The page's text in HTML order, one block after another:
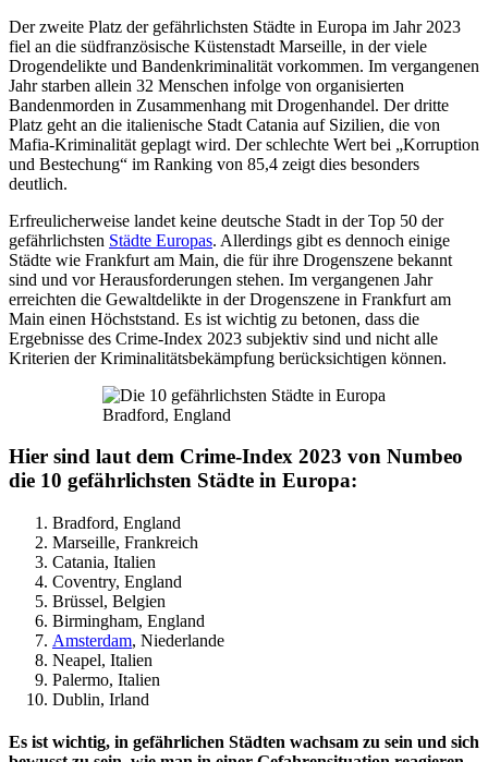
Der zweite Platz der gefährlichsten Städte in Europa im Jahr 2023
fiel an die südfranzösische Küstenstadt Marseille, in der viele
Drogendelikte und Bandenkriminalität vorkommen. Im vergangenen
Jahr starben allein 32 Menschen infolge von organisierten
Bandenmorden in Zusammenhang mit Drogenhandel. Der dritte
Platz geht an die italienische Stadt Catania auf Sizilien, die von
Mafia-Kriminalität geplagt wird. Der schlechte Wert bei „Korruption
und Bestechung“ im Ranking von 85,4 zeigt dies besonders
deutlich.
Erfreulicherweise landet keine deutsche Stadt in der Top 50 der
gefährlichsten Städte Europas. Allerdings gibt es dennoch einige
Städte wie Frankfurt am Main, die für ihre Drogenszene bekannt
sind und vor Herausforderungen stehen. Im vergangenen Jahr
erreichten die Gewaltdelikte in der Drogenszene in Frankfurt am
Main einen Höchststand. Es ist wichtig zu betonen, dass die
Ergebnisse des Crime-Index 2023 subjektiv sind und nicht alle
Kriterien der Kriminalitätsbekämpfung berücksichtigen können.
Bradford, England
Hier sind laut dem Crime-Index 2023 von Numbeo
die 10 gefährlichsten Städte in Europa:
Bradford, England
Marseille, Frankreich
Catania, Italien
Coventry, England
Brüssel, Belgien
Birmingham, England
Amsterdam, Niederlande
Neapel, Italien
Palermo, Italien
Dublin, Irland
Es ist wichtig, in gefährlichen Städten wachsam zu sein und sich